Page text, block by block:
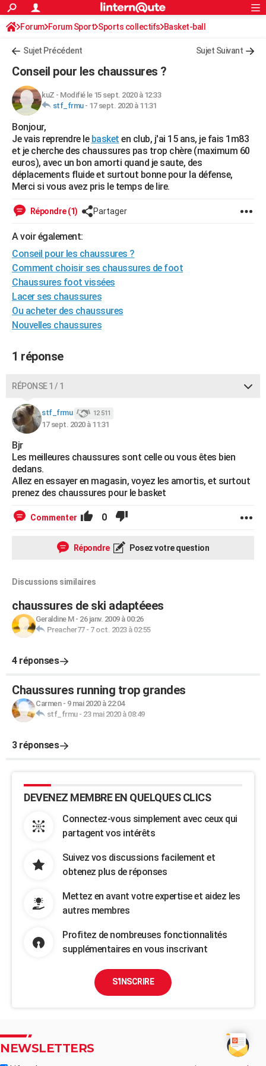
ACTUALITÉS
Politique
Société
Faits Divers
Education
Monde
Villes
+
FINANCE
Retraite
Impôts
Epargne
Immobilier
Risques naturels par ville
Banque
Assurance
Crédit
AUTO
Essais
Réserver un essai
Citadines
Berlines
SUV
Forum auto
+HIGH-TECH
Mobiles
Meilleur smartphone
Internet
Ordinateurs
Jeux vidéo
Guide high-tech
+BRICOLAGE
Forum
Aménagement intérieur
Extérieur
Cuisine
Salle de bains
Jardinage
Rangement
WEEK-END
Guides de France
Escapades
Patrimoine
Expositions
Musées
Week-end nature
LIFESTYLE
SANTE
Alimentation
Guide de la santé
Maladies
Médicaments
Sommeil
VOYAGE
Destinations
City break
Voyage nature
Voyage de noces
Forum
Climat
+PHOTO
GUIDES D'ACHAT
BONS PLANS
CARTE DE VOEUX
COPAINS D'AVANT
S'inscrire
Se connecter
Lycées
Collèges
Primaires
Universités
Entreprises
Service militaire
Avis de recherche
AVIS DE DÉCÈS
FORUM
Bricolage
Lifestyle
Culture
Sport
Auto
Television
Voyage
Cinema
S'inscrire
Connexion
Forum Forum Sport Sports collectifs Basket-ball
Sujet Précédent Sujet Suivant
Conseil pour les chaussures ?
kuZ - Modifié le 15 sept. 2020 à 12:33
stf_frmu- 17 sept. 2020 à 11:31
Bonjour,
Je vais reprendre le basket en club, j'ai 15 ans, je fais 1m83
et je cherche des chaussures pas trop chère (maximum 60
euros), avec un bon amorti quand je saute, des
déplacements fluide et surtout bonne pour la défense,
Merci si vous avez pris le temps de lire.
Répondre (1) Partager
A voir également:
Conseil pour les chaussures ?
Comment choisir ses chaussures de foot
Chaussures foot vissées
Lacer ses chaussures
Ou acheter des chaussures
Nouvelles chaussures
1 réponse
RÉPONSE 1 / 1
stf_frmu 12 511
17 sept. 2020 à 11:31
Bjr
Les meilleures chaussures sont celle ou vous êtes bien
dedans.
Allez en essayer en magasin, voyez les amortis, et surtout
prenez des chaussures pour le basket
Commenter 0
Répondre Posez votre question
Discussions similaires
chaussures de ski adaptéees
Geraldine M- 26 janv. 2009 à 00:26
Preacher77- 7 oct. 2023 à 02:55
4 réponses
Chaussures running trop grandes
Carmen- 9 mai 2020 à 22:04
stf_frmu- 23 mai 2020 à 08:49
3 réponses
DEVENEZ MEMBRE EN QUELQUES CLICS
Connectez-vous simplement avec ceux qui
partagent vos intérêts
Suivez vos discussions facilement et
obtenez plus de réponses
Mettez en avant votre expertise et aidez les
autres membres
Profitez de nombreuses fonctionnalités
supplémentaires en vous inscrivant
S'INSCRIRE
NEWSLETTERS